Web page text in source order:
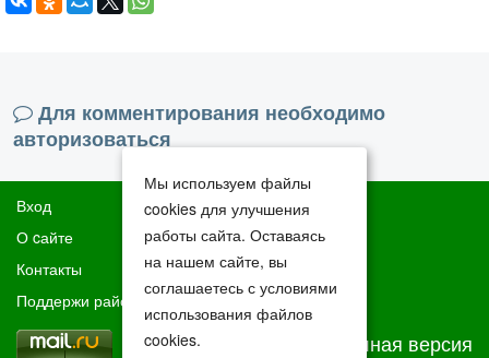
Для комментирования необходимо
авторизоваться
Вход
О cайте
Контакты
Поддержи район
Полная версия
Мы используем файлы
cookies для улучшения
работы сайта. Оставаясь
на нашем сайте, вы
соглашаетесь с условиями
использования файлов
cookies.